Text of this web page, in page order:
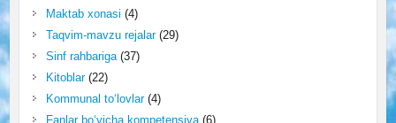
Maktab xonasi (4)
Taqvim-mavzu rejalar(29)
Sinf rahbariga(37)
Kitoblar(22)
Kommunal to‘lovlar(4)
Fanlar bo‘yicha kompetensiya(6)